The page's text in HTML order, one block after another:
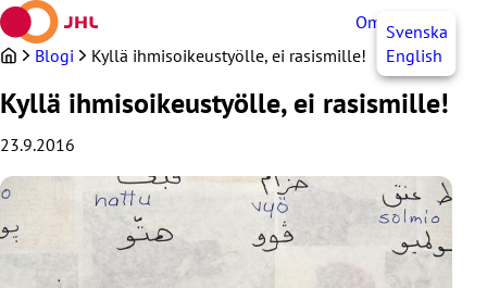
Siirry
sisältöön
OmaJHLSvenska
English
Blogi Kyllä ihmisoikeustyölle, ei rasismille!
Kyllä ihmisoikeustyölle, ei rasismille!
23.9.2016